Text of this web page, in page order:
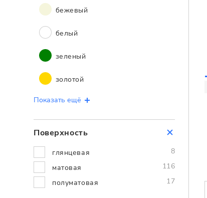
бежевый
белый
зеленый
золотой
Показать ещё
Поверхность
глянцевая
8
матовая
116
полуматовая
17